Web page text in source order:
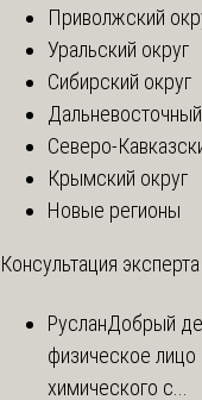
Приволжский
Уральский округ
Сибирский округ
Дальневосточный
Северо-
Крымский округ
Новые регионы
Консультация эксперта
РусланДобрый
физическое лицо
химического с...